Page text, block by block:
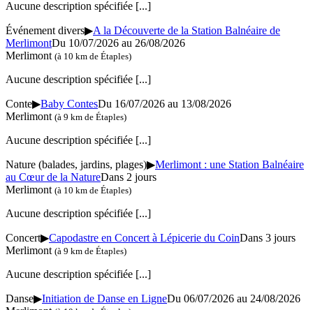
Aucune description spécifiée [...]
Événement divers▶A la Découverte de la Station Balnéaire de
MerlimontDu 10/07/2026 au 26/08/2026
Merlimont (à 10 km de Étaples)
Aucune description spécifiée [...]
Conte▶Baby ContesDu 16/07/2026 au 13/08/2026
Merlimont (à 9 km de Étaples)
Aucune description spécifiée [...]
Nature (balades, jardins, plages)▶Merlimont : une Station Balnéaire
au Cœur de la NatureDans 2 jours
Merlimont (à 10 km de Étaples)
Aucune description spécifiée [...]
Concert▶Capodastre en Concert à Lépicerie du CoinDans 3 jours
Merlimont (à 9 km de Étaples)
Aucune description spécifiée [...]
Danse▶Initiation de Danse en LigneDu 06/07/2026 au 24/08/2026